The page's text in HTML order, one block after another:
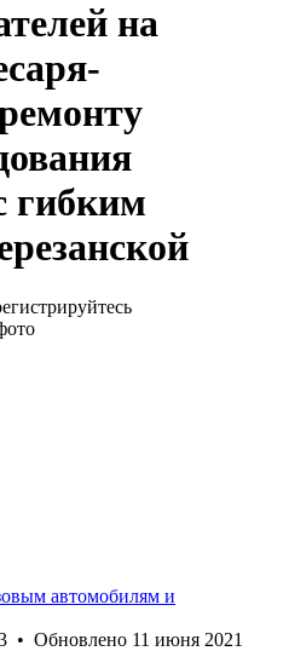
на
гибким
автомобилям и
• Обновлено 11 июня 2021